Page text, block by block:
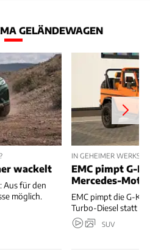
GELÄNDEWAGEN
wackelt
Aus für den
möglich.
IN GEHEIMER
EMC pimpt G-
Mercedes-
EMC pimpt die G-
Turbo-Diesel statt
SUV